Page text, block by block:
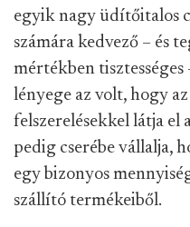
egyik nagy üdítőitalos
számára kedvező – és
mértékben
lényege az volt, hogy
felszerelésekkel látja el
pedig cserébe vállalja,
egy bizonyos
szállító termékeiből.